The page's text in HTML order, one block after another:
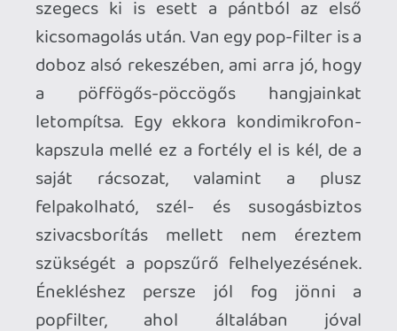
fakadóan mondjuk a laptop vagy az
asztali PC szuszogását is fel tudja venni,
ha az épp rákapcsol valahol a környéken.
De ezért is jó, a már említett előre
irányított vesekarakterisztika. A beszéd-
használat mellett mellett a mikrofon
simán jó lehet kezdő énekelgetésre -
viszont stúdiómunkához maximum csak
nagyon kezdőknek, vagy demózó
zenészeknek ajánlanám. Egyszerűen nem
elég szofisztikált a felvett hang ahhoz,
hogy egy profi mixben is jól szólaljon
meg az ének. Streaming-zenészeknek
viszont megint csak jó választás lehet ár-
érték aránya miatt.